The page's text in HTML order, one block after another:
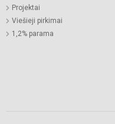
Projektai
Viešieji pirkimai
1,2% parama